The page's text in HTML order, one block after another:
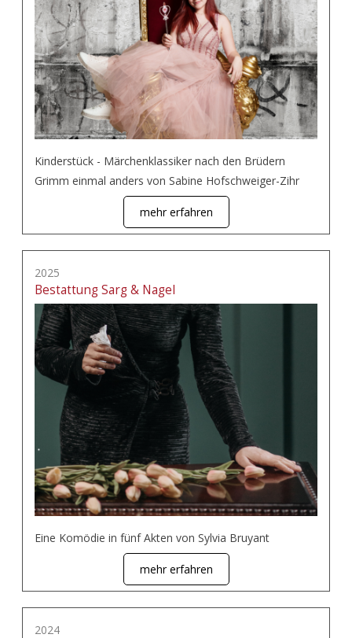
Kinderstück - Märchenklassiker nach den Brüdern
Grimm einmal anders von Sabine Hofschweiger-Zihr
mehr erfahren
2025
Bestattung Sarg & Nagel
Eine Komödie in fünf Akten von Sylvia Bruyant
mehr erfahren
2024